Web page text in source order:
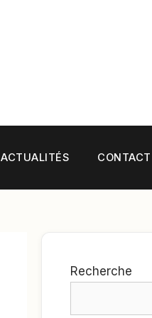
ACTUALITÉS CONTACT
Recherche